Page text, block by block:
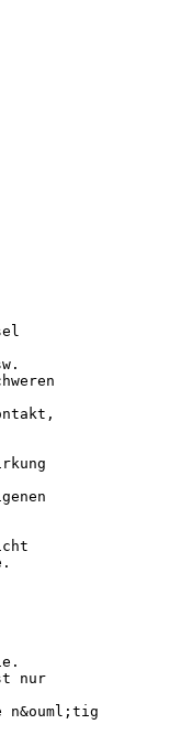
nur
n&ouml;tig